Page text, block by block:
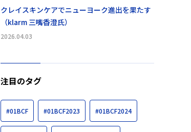
クレイスキンケアでニューヨーク進出を果たす
（klarm 三嘴香澄氏）
2026.04.03
注目のタグ
#01BCF #01BCF2023 #01BCF2024